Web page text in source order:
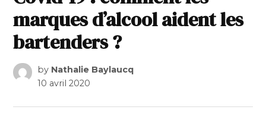
marques d’alcool aident les
bartenders ?
by Nathalie Baylaucq
10 avril 2020